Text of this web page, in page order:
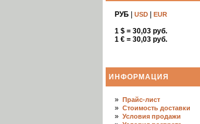
РУБ USD EUR
1 $ = 30,03 руб.
1 € = 30,03 руб.
ИНФОРМАЦИЯ
» Прайс-лист
» Стоимость доставки
» Условия продажи